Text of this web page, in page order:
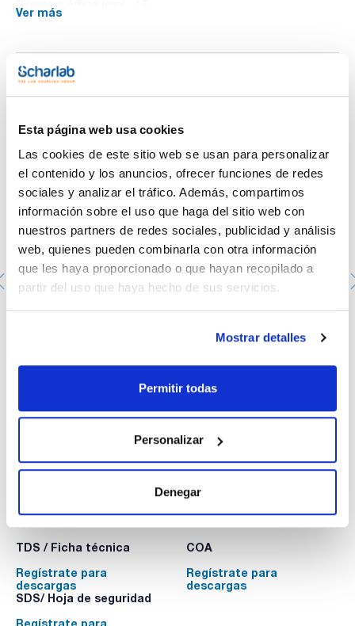
Esta página web usa cookies
Las cookies de este sitio web se usan para personalizar
el contenido y los anuncios, ofrecer funciones de redes
sociales y analizar el tráfico. Además, compartimos
información sobre el uso que haga del sitio web con
nuestros partners de redes sociales, publicidad y análisis
web, quienes pueden combinarla con otra información
que les haya proporcionado o que hayan recopilado a
partir del uso que haya hecho de sus servicios.
Mostrar detalles
Permitir todas
Personalizar
Denegar
Peso máximo agitación (Kg) : 0,1
Dimensiones An x Al x Pr (mm) : 123x42x123
Peso (Kg) : 0,7
Pack (u.) : 1
Ver más
borosilicato DIN 12331. SCHARLAU. Capacidad (ml): 600.
1033510112
Ver stock
Mi precio: Comprar
Documentación técnica
TDS / Ficha técnica
Regístrate para
descargas
COA
Regístrate para
descargas
SDS/ Hoja de seguridad
Regístrate para